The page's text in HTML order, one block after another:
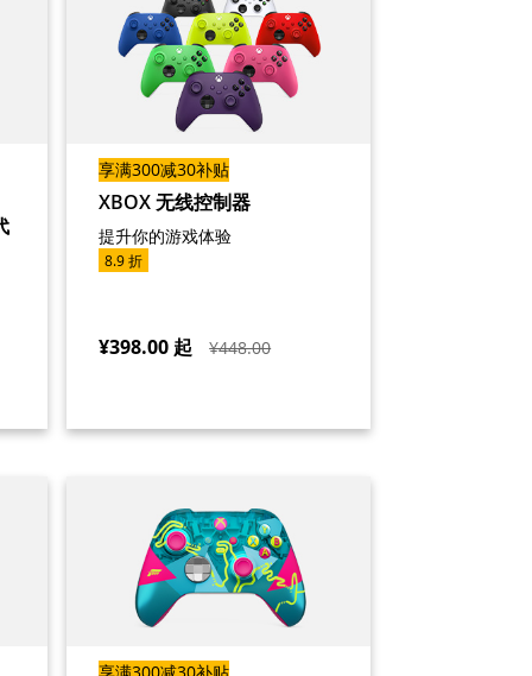
享满300减30补贴
XBOX 无线控制器
提升你的游戏体验
8.9 折
¥398.00 起 ¥448.00